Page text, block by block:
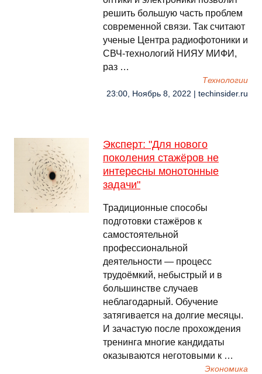
решить большую часть проблем
современной связи. Так считают
ученые Центра радиофотоники и
СВЧ-технологий НИЯУ МИФИ,
раз …
Технологии
23:00, Ноябрь 8, 2022 | techinsider.ru
Эксперт: "Для нового
поколения стажёров не
интересны монотонные
задачи"
Традиционные способы
подготовки стажёров к
самостоятельной
профессиональной
деятельности — процесс
трудоёмкий, небыстрый и в
большинстве случаев
неблагодарный. Обучение
затягивается на долгие месяцы.
И зачастую после прохождения
тренинга многие кандидаты
оказываются неготовыми к …
Экономика